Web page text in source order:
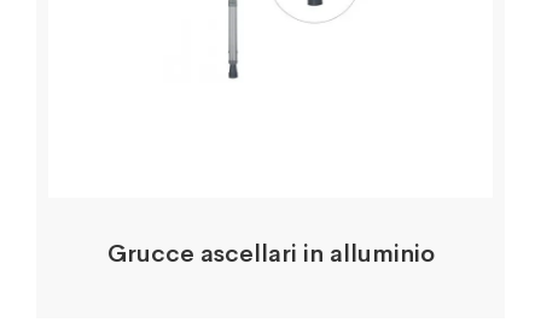
Grucce ascellari in alluminio